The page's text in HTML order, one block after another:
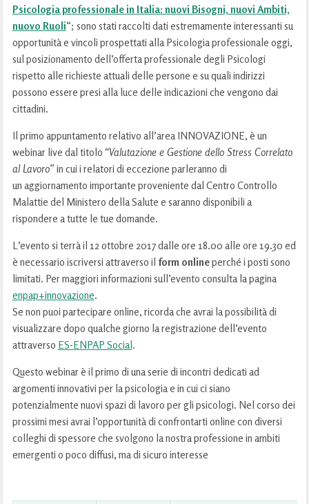
Psicologia professionale in Italia: nuovi Bisogni, nuovi Ambiti,
nuovo Ruoli“; sono stati raccolti dati estremamente interessanti su
opportunità e vincoli prospettati alla Psicologia professionale oggi,
sul posizionamento dell’offerta professionale degli Psicologi
rispetto alle richieste attuali delle persone e su quali indirizzi
possono essere presi alla luce delle indicazioni che vengono dai
cittadini.
Il primo appuntamento relativo all’area INNOVAZIONE, è un
webinar live dal titolo “Valutazione e Gestione dello Stress Correlato
al Lavoro” in cui i relatori di eccezione parleranno di
un aggiornamento importante proveniente dal Centro Controllo
Malattie del Ministero della Salute e saranno disponibili a
rispondere a tutte le tue domande.
L’evento si terrà il 12 ottobre 2017 dalle ore 18.00 alle ore 19.30 ed
è necessario iscriversi attraverso il form onlineperché i posti sono
limitati. Per maggiori informazioni sull’evento consulta la pagina
enpap+innovazione.
Se non puoi partecipare online, ricorda che avrai la possibilità di
visualizzare dopo qualche giorno la registrazione dell’evento
attraverso ES-ENPAP Social.
Questo webinar è il primo di una serie di incontri dedicati ad
argomenti innovativi per la psicologia e in cui ci siano
potenzialmente nuovi spazi di lavoro per gli psicologi. Nel corso dei
prossimi mesi avrai l’opportunità di confrontarti online con diversi
colleghi di spessore che svolgono la nostra professione in ambiti
emergenti o poco diffusi, ma di sicuro interesse